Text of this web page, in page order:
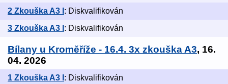
2 Zkouška A3 I : Diskvalifikován
3 Zkouška A3 I : Diskvalifikován
Bílany u Kroměříže - 16.4. 3x zkouška A3, 16.
04. 2026
1 Zkouška A3 I : Diskvalifikován